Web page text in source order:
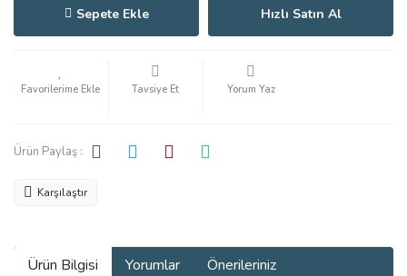
Sepete Ekle Hızlı Satın Al
Tavsiye Et Yorum Yaz
Ürün Paylaş :
Karşılaştır
Ürün Bilgisi Yorumlar Önerileriniz